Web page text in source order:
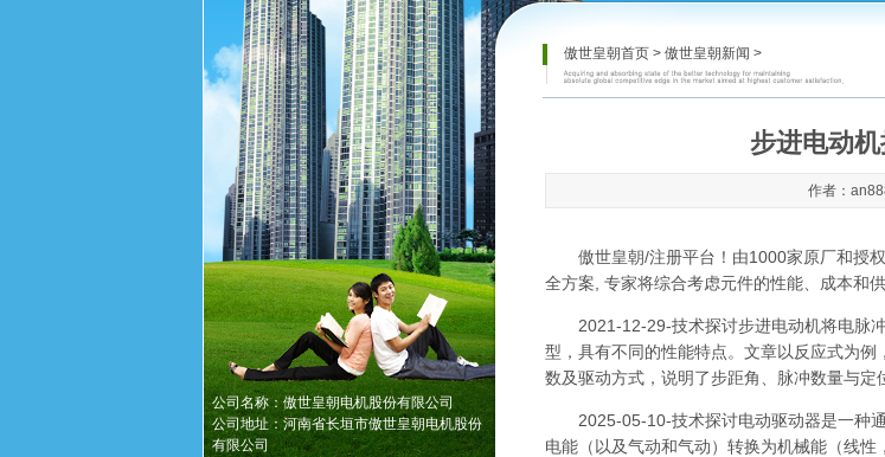
公司名称：傲世皇朝电机股份有限公司
公司地址：河南省长垣市傲世皇朝电机股份
有限公司
傲世皇朝首页 > 傲世皇朝新闻 >
步进电动
作者：
傲世皇朝/注册平台 ！由1000家原厂和授
全方案, 专家将综合考虑元件的性能、成本和
2021-12-29-技术探讨步进电动机将电脉冲
型，具有不同的性能特点。文章以反应式为
数及驱动方式，说明了步距角、脉冲数量与定
2025-05-10-技术探讨电动驱动器是一种通
电能（以及气动和气动）转换为机械能（线